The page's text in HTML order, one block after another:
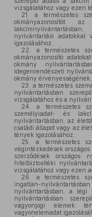
vizsgálatához vagy ezen
21.
a természetes
okmányazonosítót
nyilvántartási adatokkal
igazolásához,
22.
a természetes
okmányazonosító
okmány
idegenrendészeti
okmány
23.
a természetes
nyilvántartásban
vizsgálatához és a
24.
a természetes
személyiadat- és
nyilvántartásban, az
családi állapot vagy az
tények igazolásához,
25.
a természetes
végintézkedések
szerződések országos
hitelbiztosítéki
vizsgálatához vagy ezen
26.
a természetes
ingatlan-
nyilvántartásban, a légi
nyilvántartásban
vagyonjogi elemek
vagyonelemadat